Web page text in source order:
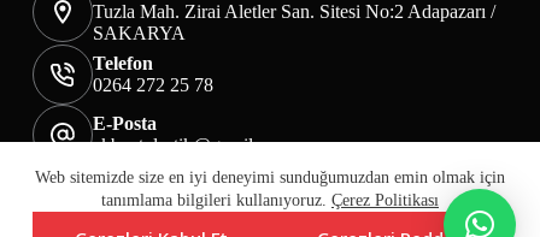
Web sitemizde size en iyi deneyimi sunduğumuzdan emin olmak için
tanımlama bilgileri kullanıyoruz. Çerez Politikası
Tuzla Mah. Zirai Aletler San. Sitesi No:2 Adapazarı /
SAKARYA
Telefon
0264 272 25 78
E-Posta
akbaotolastik@gmail.com
Mesafeli Satış Sözleşmesi
Teslimat&İade
Üyelik KVKK Sayfası
Çerez Politikası